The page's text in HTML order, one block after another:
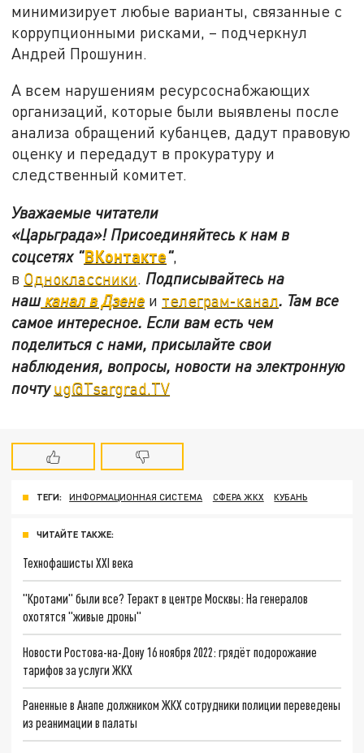
минимизирует любые варианты, связанные с
коррупционными рисками, – подчеркнул
Андрей Прошунин.
А всем нарушениям ресурсоснабжающих
организаций, которые были выявлены после
анализа обращений кубанцев, дадут правовую
оценку и передадут в прокуратуру и
следственный комитет.
Уважаемые читатели
«Царьграда»! Присоединяйтесь к нам в
соцсетях "ВКонтакте",
в Одноклассники. Подписывайтесь на
нашканал в Дзене и телеграм-канал. Там все
самое интересное. Если вам есть чем
поделиться с нами, присылайте свои
наблюдения, вопросы, новости на электронную
почтуug@Tsargrad.TV
ТЕГИ: ИНФОРМАЦИОННАЯ СИСТЕМА СФЕРА ЖКХ КУБАНЬ
ЧИТАЙТЕ ТАКЖЕ:
Технофашисты XXI века
"Кротами" были все? Теракт в центре Москвы: На генералов
охотятся "живые дроны"
Новости Ростова-на-Дону 16 ноября 2022: грядёт подорожание
тарифов за услуги ЖКХ
Раненные в Анапе должником ЖКХ сотрудники полиции переведены
из реанимации в палаты